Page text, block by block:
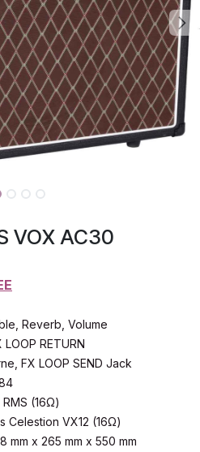
VOX AC30
Reverb, Volume
RETURN
FX LOOP SEND Jack
(16Ω)
Celestion VX12 (​16Ω)
mm x 265 mm x 550 mm